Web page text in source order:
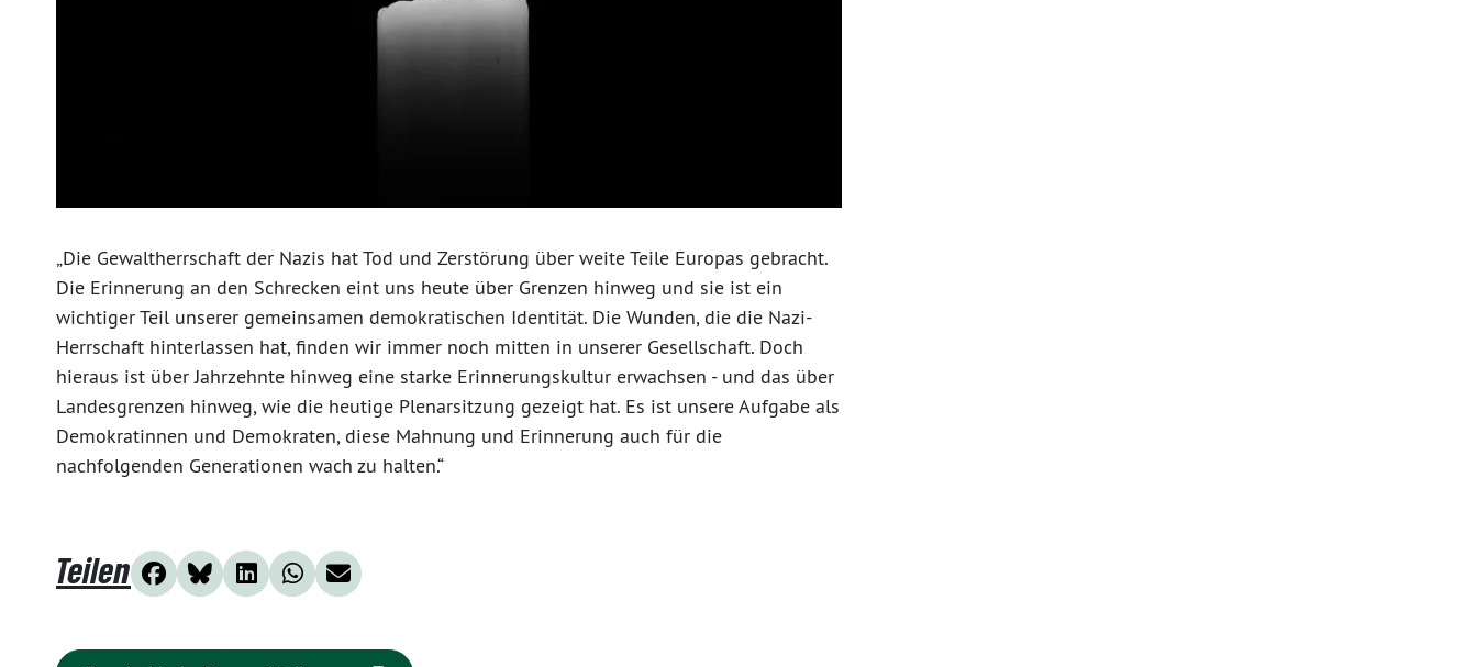
„Die Gewaltherrschaft der Nazis hat Tod und Zerstörung über weite Teile Europas gebracht.
Die Erinnerung an den Schrecken eint uns heute über Grenzen hinweg und sie ist ein
wichtiger Teil unserer gemeinsamen demokratischen Identität. Die Wunden, die die Nazi-
Herrschaft hinterlassen hat, finden wir immer noch mitten in unserer Gesellschaft. Doch
hieraus ist über Jahrzehnte hinweg eine starke Erinnerungskultur erwachsen - und das über
Landesgrenzen hinweg, wie die heutige Plenarsitzung gezeigt hat. Es ist unsere Aufgabe als
Demokratinnen und Demokraten, diese Mahnung und Erinnerung auch für die
nachfolgenden Generationen wach zu halten.“
Teilen